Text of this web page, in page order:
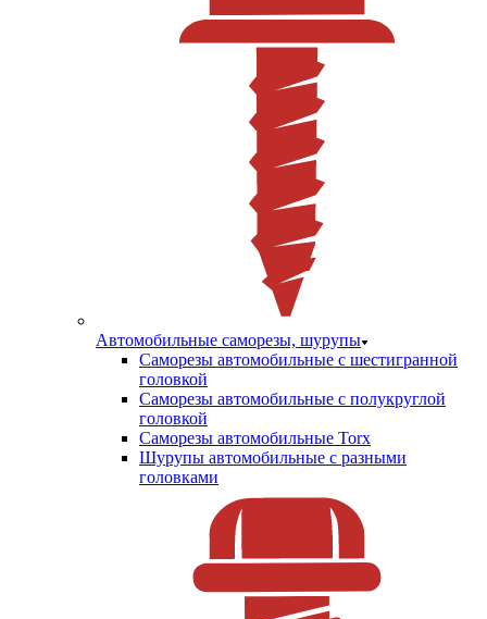
Автомобильные саморезы, шурупы
Саморезы автомобильные с шестигранной
головкой
Саморезы автомобильные с полукруглой
головкой
Саморезы автомобильные Torx
Шурупы автомобильные с разными
головками